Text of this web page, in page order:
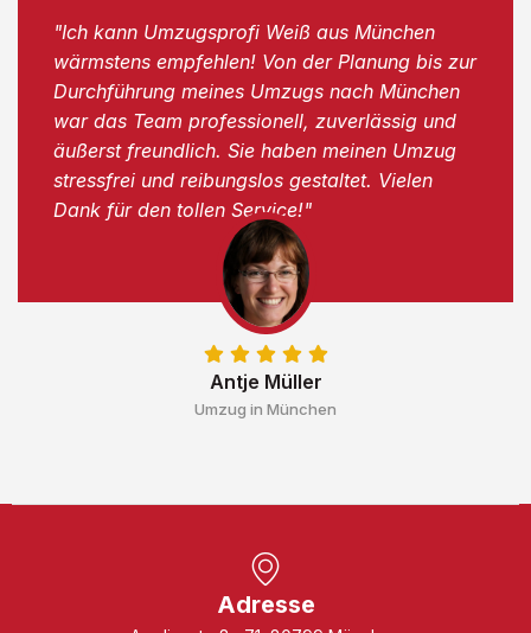
Antje Müller
Umzug in München
"Ich kann Umzugsprofi Weiß aus München
wärmstens empfehlen! Von der Planung bis zur
Durchführung meines Umzugs nach München
war das Team professionell, zuverlässig und
äußerst freundlich. Sie haben meinen Umzug
stressfrei und reibungslos gestaltet. Vielen
Dank für den tollen Service!"
Adresse